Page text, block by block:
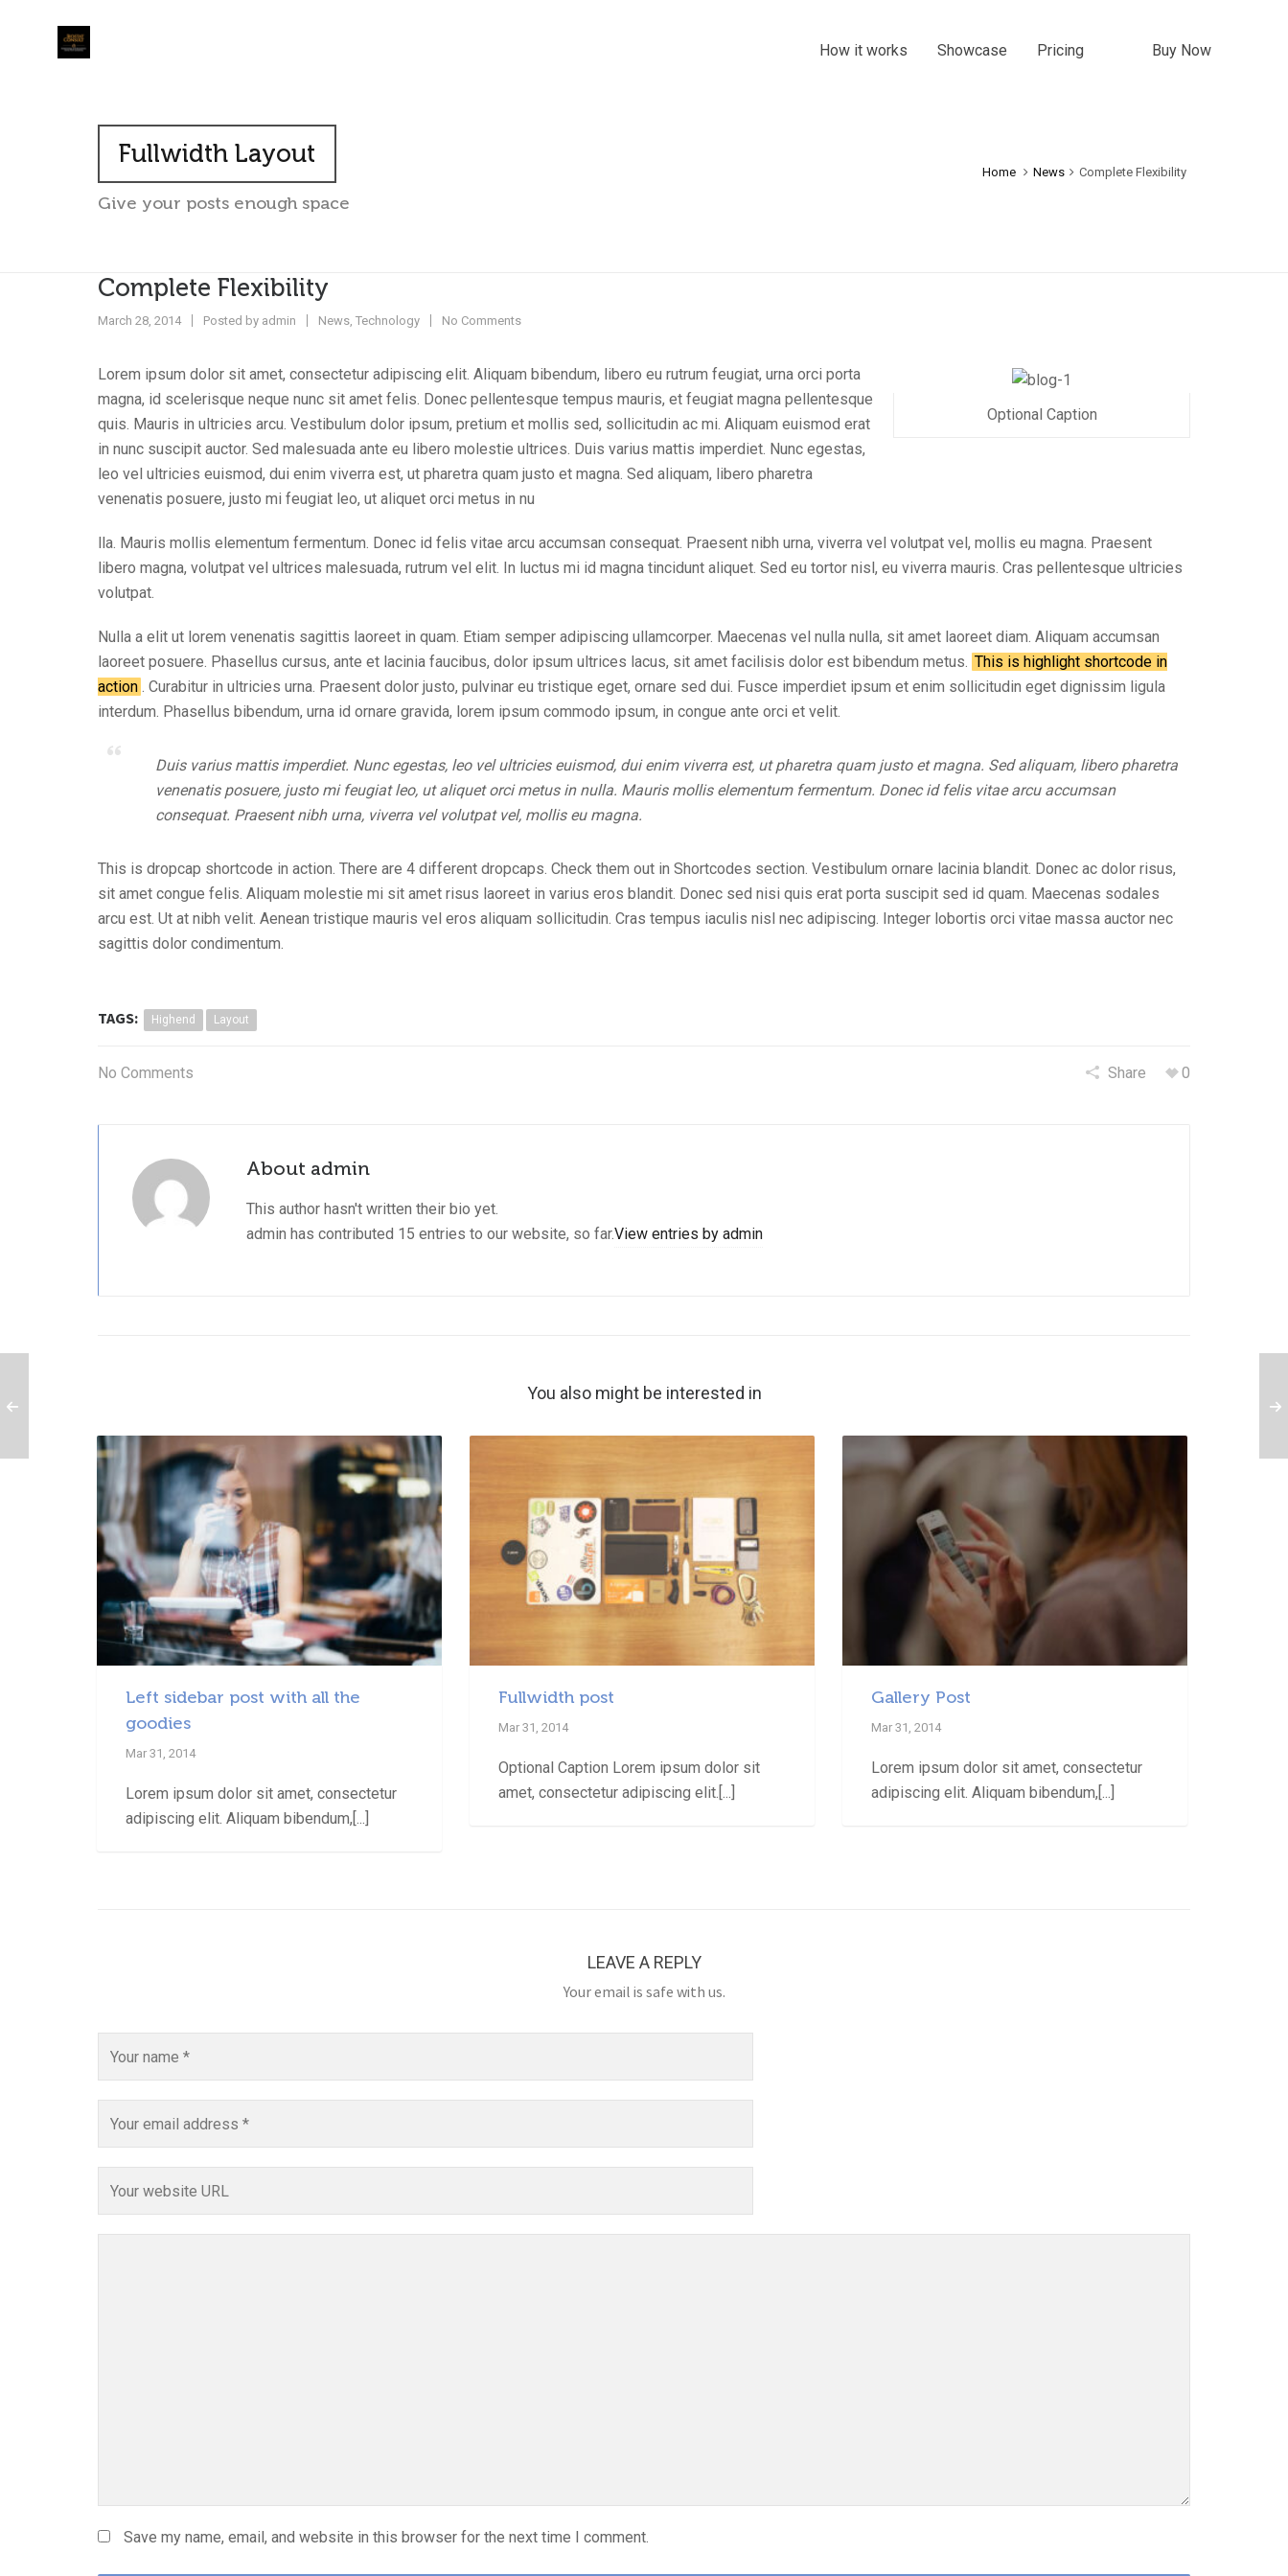
How it works Showcase Pricing Buy Now
Fullwidth Layout
Give your posts enough space
Home News Complete Flexibility
Complete Flexibility
March 28, 2014 Posted by admin News, Technology No Comments
Optional Caption
Lorem ipsum dolor sit amet, consectetur adipiscing elit. Aliquam bibendum, libero eu rutrum feugiat, urna orci porta
magna, id scelerisque neque nunc sit amet felis. Donec pellentesque tempus mauris, et feugiat magna pellentesque
quis. Mauris in ultricies arcu. Vestibulum dolor ipsum, pretium et mollis sed, sollicitudin ac mi. Aliquam euismod erat
in nunc suscipit auctor. Sed malesuada ante eu libero molestie ultrices. Duis varius mattis imperdiet. Nunc egestas,
leo vel ultricies euismod, dui enim viverra est, ut pharetra quam justo et magna. Sed aliquam, libero pharetra
venenatis posuere, justo mi feugiat leo, ut aliquet orci metus in nu
lla. Mauris mollis elementum fermentum. Donec id felis vitae arcu accumsan consequat. Praesent nibh urna, viverra vel volutpat vel, mollis eu magna. Praesent
libero magna, volutpat vel ultrices malesuada, rutrum vel elit. In luctus mi id magna tincidunt aliquet. Sed eu tortor nisl, eu viverra mauris. Cras pellentesque ultricies
volutpat.
Nulla a elit ut lorem venenatis sagittis laoreet in quam. Etiam semper adipiscing ullamcorper. Maecenas vel nulla nulla, sit amet laoreet diam. Aliquam accumsan
laoreet posuere. Phasellus cursus, ante et lacinia faucibus, dolor ipsum ultrices lacus, sit amet facilisis dolor est bibendum metus. This is highlight shortcode in
action . Curabitur in ultricies urna. Praesent dolor justo, pulvinar eu tristique eget, ornare sed dui. Fusce imperdiet ipsum et enim sollicitudin eget dignissim ligula
interdum. Phasellus bibendum, urna id ornare gravida, lorem ipsum commodo ipsum, in congue ante orci et velit.
Duis varius mattis imperdiet. Nunc egestas, leo vel ultricies euismod, dui enim viverra est, ut pharetra quam justo et magna. Sed aliquam, libero pharetra
venenatis posuere, justo mi feugiat leo, ut aliquet orci metus in nulla. Mauris mollis elementum fermentum. Donec id felis vitae arcu accumsan
consequat. Praesent nibh urna, viverra vel volutpat vel, mollis eu magna.
This is dropcap shortcode in action. There are 4 different dropcaps. Check them out in Shortcodes section. Vestibulum ornare lacinia blandit. Donec ac dolor risus,
sit amet congue felis. Aliquam molestie mi sit amet risus laoreet in varius eros blandit. Donec sed nisi quis erat porta suscipit sed id quam. Maecenas sodales
arcu est. Ut at nibh velit. Aenean tristique mauris vel eros aliquam sollicitudin. Cras tempus iaculis nisl nec adipiscing. Integer lobortis orci vitae massa auctor nec
sagittis dolor condimentum.
TAGS: Highend Layout
No Comments Share 0
About admin
This author hasn't written their bio yet.
admin has contributed 15 entries to our website, so far.View entries by admin
You also might be interested in
Left sidebar post with all the
goodies
Mar 31, 2014
Lorem ipsum dolor sit amet, consectetur
adipiscing elit. Aliquam bibendum,[...]
Fullwidth post
Mar 31, 2014
Optional Caption Lorem ipsum dolor sit
amet, consectetur adipiscing elit.[...]
Gallery Post
Mar 31, 2014
Lorem ipsum dolor sit amet, consectetur
adipiscing elit. Aliquam bibendum,[...]
LEAVE A REPLY
Your email is safe with us.
Save my name, email, and website in this browser for the next time I comment.